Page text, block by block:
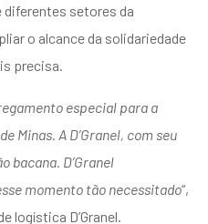
diferentes setores da
o alcance da solidariedade
precisa.
especial para a
Minas. A D’Granel, com seu
bacana. D’Granel
momento tão necessitado“,
logística D’Granel.